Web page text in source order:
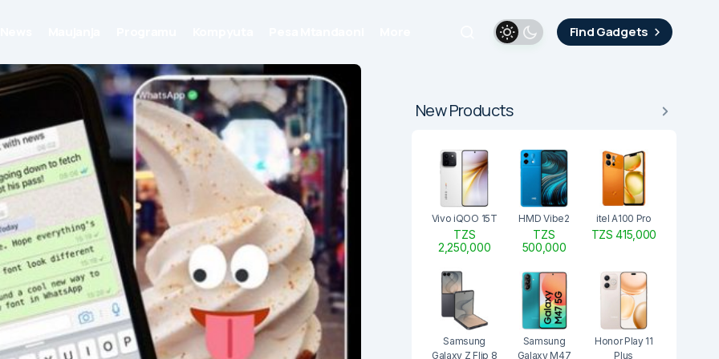
Find Gadgets
New Products
Vivo iQOO 15T
TZS
2,250,000
HMD Vibe2
TZS
500,000
itel A100 Pro
TZS 415,000
Samsung
Galaxy Z Flip 8
Samsung
Galaxy M47
Honor Play 11
Plus